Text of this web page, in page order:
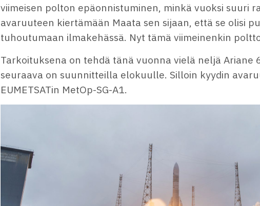
viimeisen polton epäonnistuminen, minkä vuoksi suuri
avaruuteen kiertämään Maata sen sijaan, että se olisi
tuhoutumaan ilmakehässä. Nyt tämä viimeinenkin
Tarkoituksena on tehdä tänä vuonna vielä neljä Ariane
seuraava on suunnitteilla elokuulle. Silloin kyydin
EUMETSATin MetOp-SG-A1.